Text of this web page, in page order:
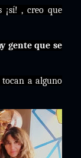
¡sí! , creo que
gente que se
a alguno